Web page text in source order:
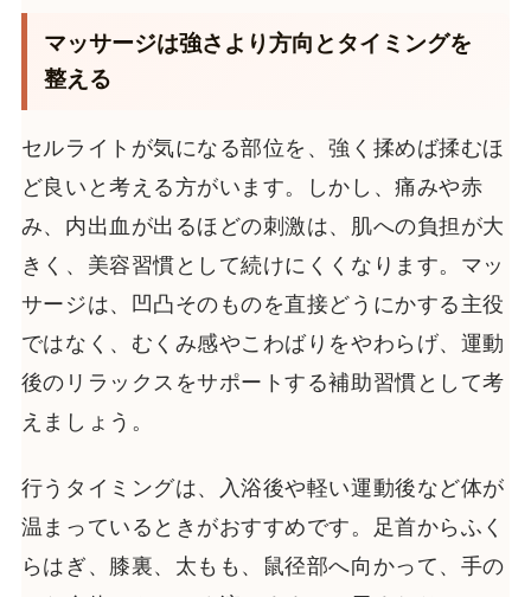
マッサージは強さより方向とタイミングを
整える
セルライトが気になる部位を、強く揉めば揉むほ
ど良いと考える方がいます。しかし、痛みや赤
み、内出血が出るほどの刺激は、肌への負担が大
きく、美容習慣として続けにくくなります。マッ
サージは、凹凸そのものを直接どうにかする主役
ではなく、むくみ感やこわばりをやわらげ、運動
後のリラックスをサポートする補助習慣として考
えましょう。
行うタイミングは、入浴後や軽い運動後など体が
温まっているときがおすすめです。足首からふく
らはぎ、膝裏、太もも、鼠径部へ向かって、手の